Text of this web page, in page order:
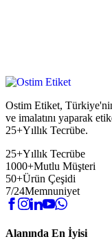
Ostim Etiket,
ve imalatını yaparak
25+Yıllık Tecrübe.
25+Yıllık Tecrübe
1000+Mutlu Müşteri
50+Ürün Çeşidi
7/24Memnuniyet
Alanında En İyisi